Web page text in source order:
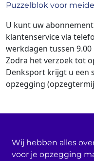
Puzzelblok voor
U kunt uw
klantenservice via
werkdagen tussen 9.00
Zodra het verzoek tot
Denksport krijgt u een
opzegging
Wij hebben alles
voor je opzegging